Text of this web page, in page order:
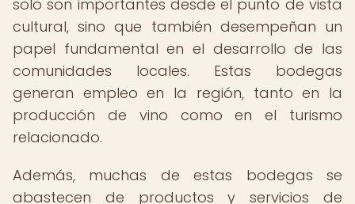
solo son importantes desde el punto de vista
cultural, sino que también desempeñan un
papel fundamental en el desarrollo de las
comunidades locales. Estas bodegas
generan empleo en la región, tanto en la
producción de vino como en el turismo
relacionado.
Además, muchas de estas bodegas se
abastecen de productos y servicios de